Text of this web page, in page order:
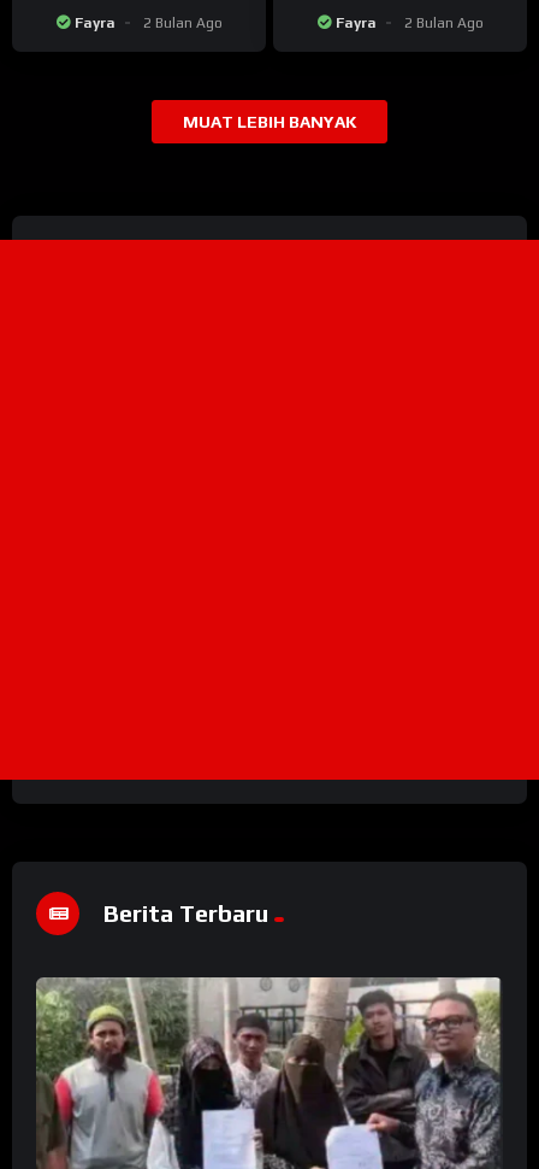
Observatorium dari Zaman
Batu Karya Manusia
Purba?
Fayra 2 Bulan Ago
Tarapaca Penghuni
Tempat Paling Kering di
Bumi
Fayra 2 Bulan Ago
MUAT LEBIH BANYAK
Berita Terbaru